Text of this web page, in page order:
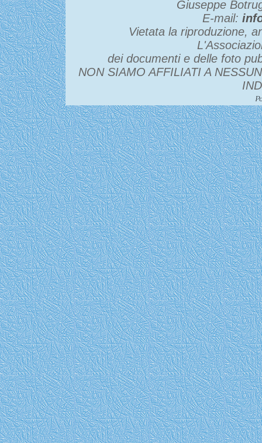
Giuseppe
E-mail:
Vietata la riproduzione,
dei documenti e delle foto
NON SIAMO AFFILIATI A